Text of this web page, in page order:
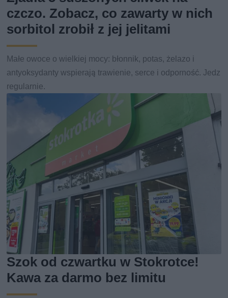
czczo. Zobacz, co zawarty w nich
sorbitol zrobił z jej jelitami
Małe owoce o wielkiej mocy: błonnik, potas, żelazo i
antyoksydanty wspierają trawienie, serce i odporność. Jedz
regularnie.
Szok od czwartku w Stokrotce!
Kawa za darmo bez limitu